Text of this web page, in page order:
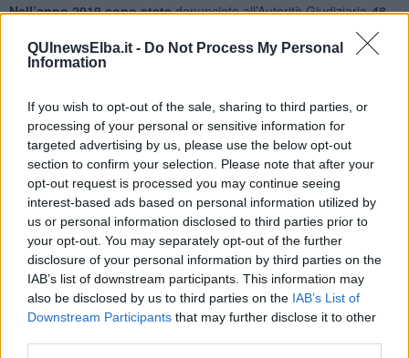
QUInewsElba.it - Do Not Process My Personal
Information
If you wish to opt-out of the sale, sharing to third parties, or
processing of your personal or sensitive information for
targeted advertising by us, please use the below opt-out
section to confirm your selection. Please note that after your
opt-out request is processed you may continue seeing
interest-based ads based on personal information utilized by
us or personal information disclosed to third parties prior to
your opt-out. You may separately opt-out of the further
disclosure of your personal information by third parties on the
IAB’s list of downstream participants. This information may
also be disclosed by us to third parties on the IAB’s List of
Downstream Participants that may further disclose it to other
Nell’anno 2019 sono state denunciate all’Autorità Giudiziaria48
per reati in danno del paesaggio; effettuate
16
verifiche sulla sicurezza di Musei, Biblioteche e
Archivi; controllati
mercati e fiere del settore e recuperati33beni antiquariali,
archivistici e librari,41reperti archeologici e sequestrate14
contemporanee contraffatte
Il Nucleo Tutela Patrimonio Culturale di Firenze, operando sul
territorio della Toscana in sinergia con le altre componenti dell’Arma
dei Carabinieri ed in particolare con il 4° Nucleo Elicotteri di Pisa,
nonché con il supporto tecnico delle Soprintendenze Archeologia
Belle Arti e Paesaggio competenti per territorio, ha assolto alle
funzioni di tutela e salvaguardia del patrimonio culturale anche
mediante il monitoraggio dei siti archeologici terrestri e marini,
nonché delle aree di interesse paesaggistico e dei sette siti Unesco
della regione. Nel corso delle attività sono stati controllati35siti
tutelati da vincoli paesaggistici e monumentali e
archeologiche.